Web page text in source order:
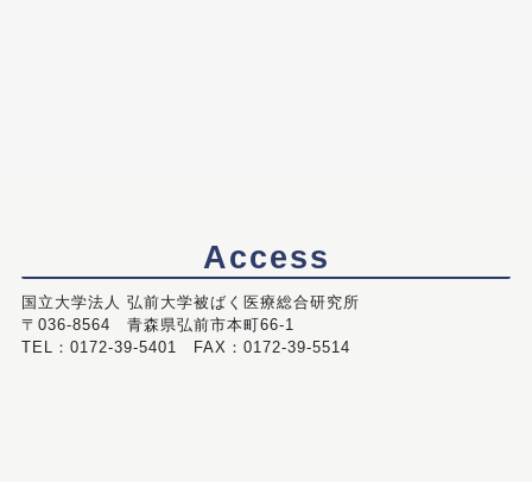
Access
国立大学法人 弘前大学被ばく医療総合研究所
〒036-8564 青森県弘前市本町66-1
TEL：0172-39-5401 FAX：0172-39-5514